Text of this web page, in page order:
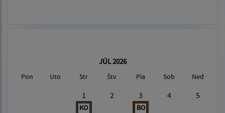
JÚL 2026
Pon Uto Str Štv Pia Sob Ned
1
KO
2 3
BO
4 5